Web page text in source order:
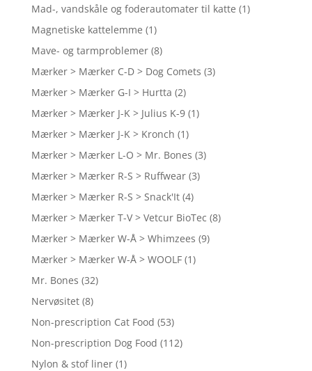
Mad-, vandskåle og foderautomater til katte (1)
Magnetiske kattelemme (1)
Mave- og tarmproblemer (8)
Mærker > Mærker C-D > Dog Comets (3)
Mærker > Mærker G-I > Hurtta (2)
Mærker > Mærker J-K > Julius K-9 (1)
Mærker > Mærker J-K > Kronch (1)
Mærker > Mærker L-O > Mr. Bones (3)
Mærker > Mærker R-S > Ruffwear (3)
Mærker > Mærker R-S > Snack'It (4)
Mærker > Mærker T-V > Vetcur BioTec (8)
Mærker > Mærker W-Å > Whimzees (9)
Mærker > Mærker W-Å > WOOLF (1)
Mr. Bones (32)
Nervøsitet (8)
Non-prescription Cat Food (53)
Non-prescription Dog Food (112)
Nylon & stof liner (1)